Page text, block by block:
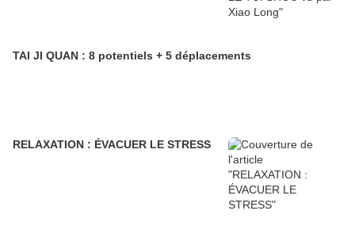
TAI JI QUAN : 8 potentiels + 5 déplacements
RELAXATION : ÉVACUER LE STRESS